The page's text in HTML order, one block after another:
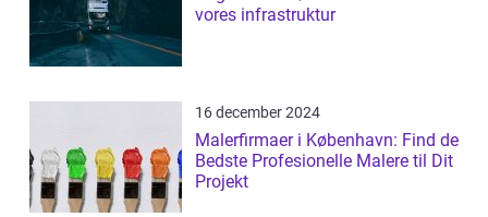
vores infrastruktur
16 december 2024
Malerfirmaer i København: Find de
Bedste Profesionelle Malere til Dit
Projekt